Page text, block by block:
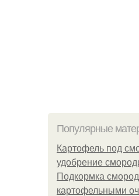
Популярные
Картофель под
удобрение
Подкормка
картофельными